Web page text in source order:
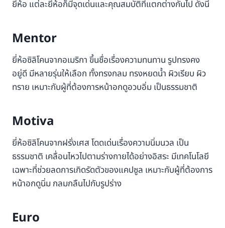
ยี่ห้อ แต่ละยี่ห้อก็มีจุดเด่นและคุณสมบัติที่แตกต่างกันไป ดังนี้
Mentor
ยี่ห้อซิลิโคนจากอเมริกา ขึ้นชื่อเรื่องความทนทาน รูปทรงคง
อยู่ดี มีหลายรุ่นให้เลือก ทั้งทรงกลม ทรงหยดน้ำ ผิวเรียบ ผิว
ทราย เหมาะกับผู้ที่ต้องการหน้าอกดูอวบอิ่ม เป็นธรรมชาติ
Motiva
ยี่ห้อซิลิโคนจากฝรั่งเศส โดดเด่นเรื่องความนิ่มนวล เป็น
ธรรมชาติ เคลื่อนไหวไปตามร่างกายได้อย่างอิสระ มีเทคโนโลยี
เฉพาะที่ช่วยลดการเกิดรัดตัวของแคปซูล เหมาะกับผู้ที่ต้องการ
หน้าอกดูนิ่ม กลมกลืนไปกับรูปร่าง
Euro